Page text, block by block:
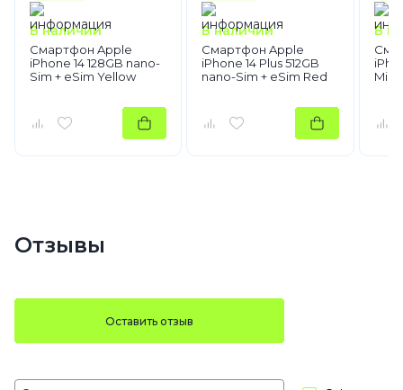
В наличии
Смартфон Apple
iPhone 14 128GB nano-
Sim + eSim Yellow
В наличии
Смартфон Apple
iPhone 14 Plus 512GB
nano-Sim + eSim Red
В
Отзывы
Оставить отзыв